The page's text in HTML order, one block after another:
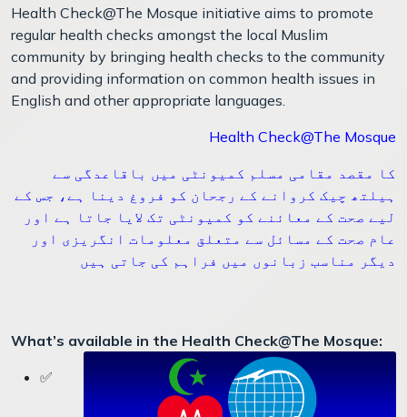
Health Check@The Mosque initiative aims to promote
regular health checks amongst the local Muslim
community by bringing health checks to the community
and providing information on common health issues in
English and other appropriate languages.
Health Check@The Mosque
کا مقصد مقامی مسلم کمیونٹی میں باقاعدگی سے
ہیلتھ چیک کروانے کے رجحان کو فروغ دینا ہے، جس کے
لیے صحت کے معائنے کو کمیونٹی تک لایا جاتا ہے اور
عام صحت کے مسائل سے متعلق معلومات انگریزی اور
دیگر مناسب زبانوں میں فراہم کی جاتی ہیں
What’s available in the Health Check@The Mosque:
✅